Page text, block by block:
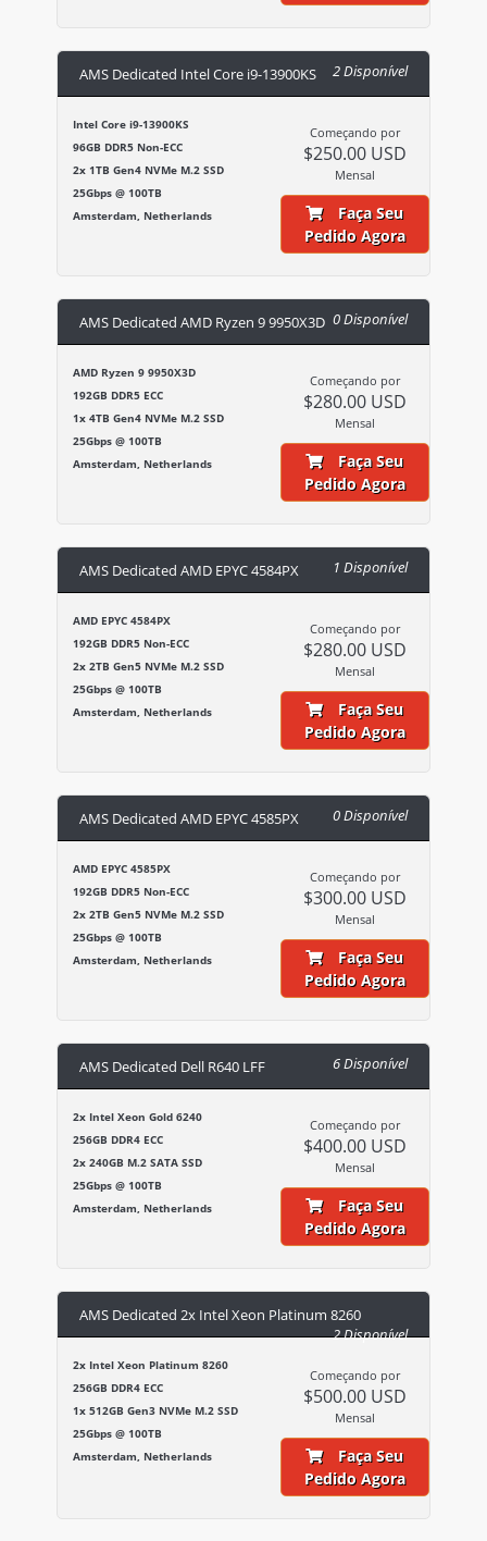
AMS Dedicated Intel Core i9-13900KS 2 Disponível
Intel Core i9-13900KS
96GB DDR5 Non-ECC
2x 1TB Gen4 NVMe M.2 SSD
25Gbps @ 100TB
Amsterdam, Netherlands
Começando por
$250.00 USD
Mensal
Faça Seu
Pedido Agora
AMS Dedicated AMD Ryzen 9 9950X3D 0 Disponível
AMD Ryzen 9 9950X3D
192GB DDR5 ECC
1x 4TB Gen4 NVMe M.2 SSD
25Gbps @ 100TB
Amsterdam, Netherlands
Começando por
$280.00 USD
Mensal
Faça Seu
Pedido Agora
AMS Dedicated AMD EPYC 4584PX 1 Disponível
AMD EPYC 4584PX
192GB DDR5 Non-ECC
2x 2TB Gen5 NVMe M.2 SSD
25Gbps @ 100TB
Amsterdam, Netherlands
Começando por
$280.00 USD
Mensal
Faça Seu
Pedido Agora
AMS Dedicated AMD EPYC 4585PX 0 Disponível
AMD EPYC 4585PX
192GB DDR5 Non-ECC
2x 2TB Gen5 NVMe M.2 SSD
25Gbps @ 100TB
Amsterdam, Netherlands
Começando por
$300.00 USD
Mensal
Faça Seu
Pedido Agora
AMS Dedicated Dell R640 LFF 6 Disponível
2x Intel Xeon Gold 6240
256GB DDR4 ECC
2x 240GB M.2 SATA SSD
25Gbps @ 100TB
Amsterdam, Netherlands
Começando por
$400.00 USD
Mensal
Faça Seu
Pedido Agora
AMS Dedicated 2x Intel Xeon Platinum 8260
2 Disponível
2x Intel Xeon Platinum 8260
256GB DDR4 ECC
1x 512GB Gen3 NVMe M.2 SSD
25Gbps @ 100TB
Amsterdam, Netherlands
Começando por
$500.00 USD
Mensal
Faça Seu
Pedido Agora